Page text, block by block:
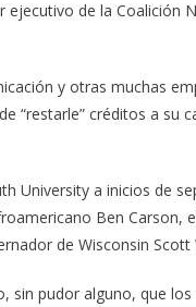
de la Coalición
y otras muchas
“restarle” créditos a su
University a inicios de
Ben Carson,
de Wisconsin Scott
sin pudor alguno, que